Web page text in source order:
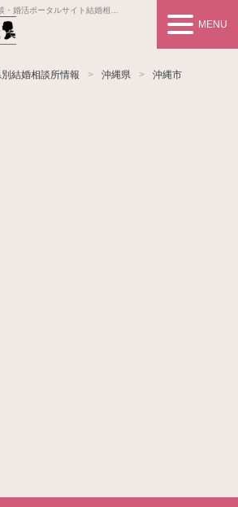
婚活ポータルサイト結婚相談所事業者情報や婚活お見合いの悩み、対策を紹介します。
MENU
結婚相談所情報 沖縄県 沖縄市